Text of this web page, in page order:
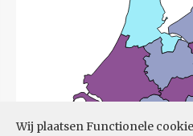
Wij plaatsen Functionele